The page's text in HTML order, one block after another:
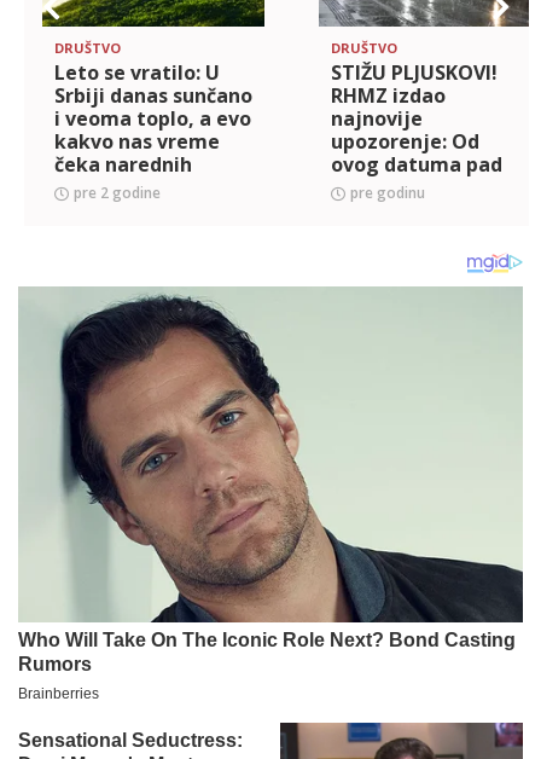
DRUŠTVO
Leto se vratilo: U
Srbiji danas sunčano
i veoma toplo, a evo
kakvo nas vreme
čeka narednih
sedam dana
pre 2 godine
DRUŠTVO
STIŽU PLJUSKOVI!
RHMZ izdao
najnovije
upozorenje: Od
ovog datuma pad
temperature
pre godinu